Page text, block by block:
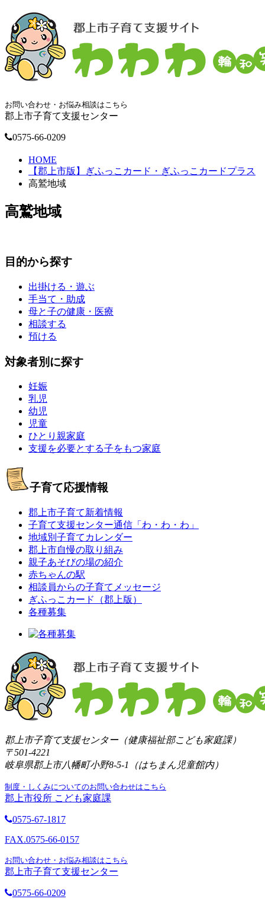
お問い合わせ・お悩み相談はこちら
郡上市子育て支援センター
0575-66-0209
HOME
【郡上市版】ぎふっこカード・ぎふっこカードプラス
高鷲地域
高鷲地域
目的から探す
出掛ける・遊ぶ
手当て・助成
母と子の健康・医療
相談する
預ける
対象者別に探す
妊娠
乳児
幼児
児童
ひとり親家庭
支援を必要とする子をもつ家庭
子育て応援情報
郡上市子育て新着情報
子育て支援センター通信「わ・わ・わ」
地域別子育てカレンダー
郡上市自慢の取り組み
親子あそびの場の紹介
赤ちゃんの駅
相談員からの子育てメッセージ
ぎふっこカード（郡上版）
各種募集
郡上市子育て支援センター（健康福祉部こども家庭課）
〒501-4221
岐阜県郡上市八幡町小野8-5-1（はちまん児童館内）
制度・しくみについてのお問い合わせはこちら
郡上市役所 こども家庭課
0575-67-1817
FAX.0575-66-0157
お問い合わせ・お悩み相談はこちら
郡上市子育て支援センター
0575-66-0209